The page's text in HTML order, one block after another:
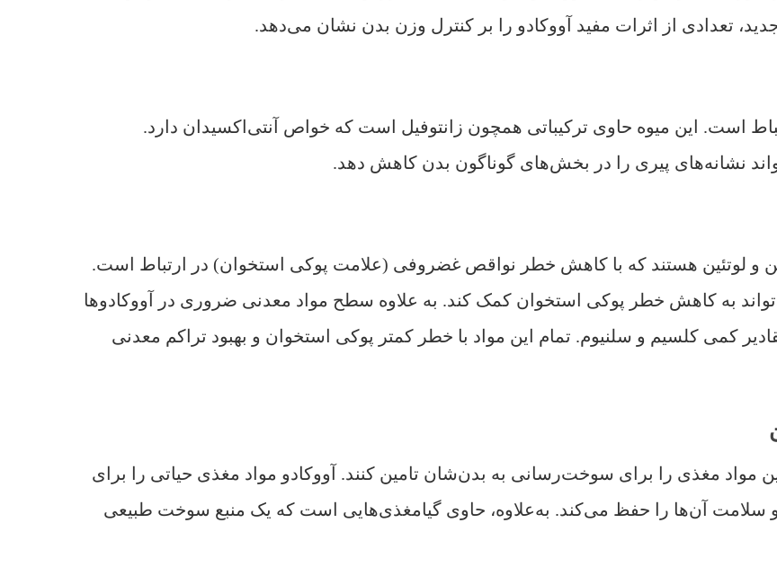
تعدادی از اثرات مفید آووکادو را بر کنترل وزن بدن نشان می‌دهد.
است. این میوه حاوی ترکیباتی همچون زانتوفیل است که خواص آنتی‌اکسیدان دارد.
نشانه‌های پیری را در بخش‌های گوناگون بدن کاهش دهد.
و لوتئین هستند که با کاهش خطر نواقص غضروفی (علامت پوکی استخوان) در ارتباط است.
به کاهش خطر پوکی استخوان کمک کند. به علاوه سطح مواد معدنی ضروری در آووکادوها
کمی کلسیم و سلنیوم. تمام این مواد با خطر کمتر پوکی استخوان و بهبود تراکم معدنی
مواد مغذی را برای سوخت‌رسانی به بدن‌شان تامین کنند. آووکادو مواد مغذی حیاتی را برای
سلامت آن‌ها را حفظ می‌کند. به‌علاوه، حاوی گیامغذی‌هایی است که یک منبع سوخت طبیعی